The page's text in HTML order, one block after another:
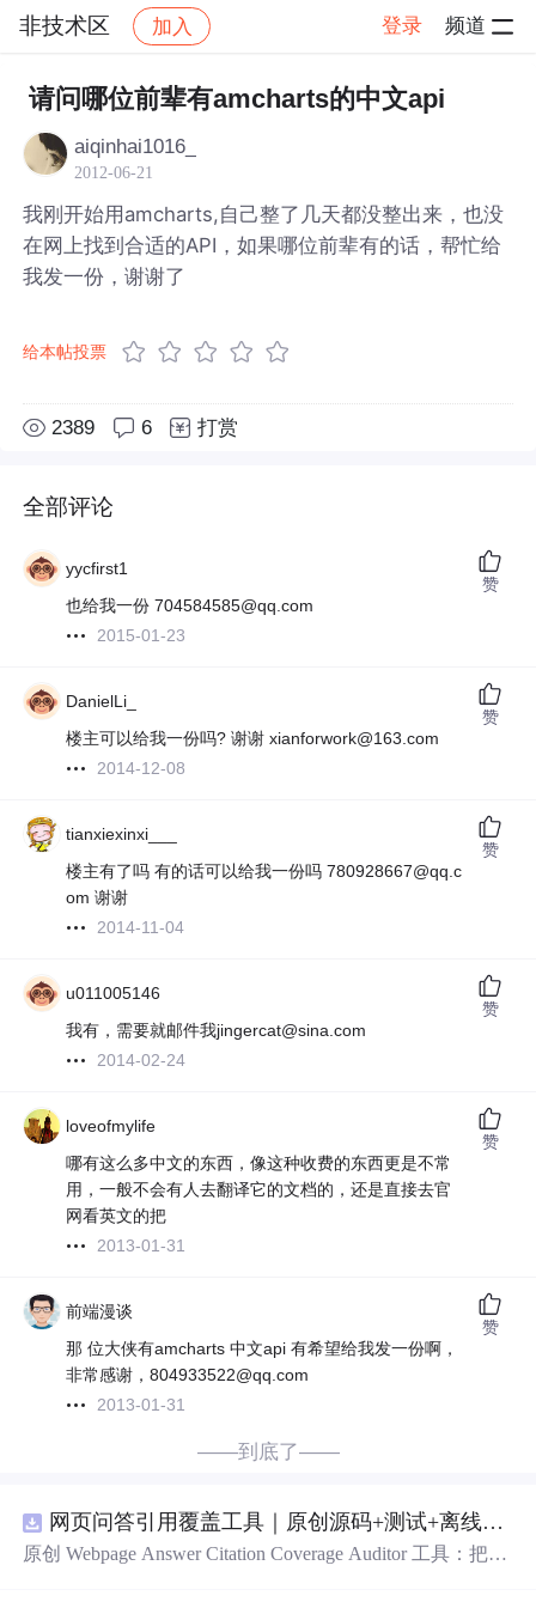
非技术区 加入 登录 频道
社区 非技术区 帖子详情
请问哪位前辈有amcharts的中文api
aiqinhai1016_
2012-06-21
我刚开始用amcharts,自己整了几天都没整出来，也没
在网上找到合适的API，如果哪位前辈有的话，帮忙给
我发一份，谢谢了
给本帖投票
2389 6 打赏
全部评论
yycfirst1
也给我一份 704584585@qq.com
2015-01-23
赞
DanielLi_
楼主可以给我一份吗? 谢谢 xianforwork@163.com
2014-12-08
赞
tianxiexinxi___
楼主有了吗 有的话可以给我一份吗 780928667@qq.c
om 谢谢
2014-11-04
赞
u011005146
我有，需要就邮件我jingercat@sina.com
2014-02-24
赞
loveofmylife
哪有这么多中文的东西，像这种收费的东西更是不常
用，一般不会有人去翻译它的文档的，还是直接去官
网看英文的把
2013-01-31
赞
前端漫谈
那 位大侠有amcharts 中文api 有希望给我发一份啊，
非常感谢，804933522@qq.com
2013-01-31
赞
——到底了——
网页问答引用覆盖工具｜原创源码+测试+离线报告
原创 Webpage Answer Citation Coverage Auditor 工具：把网